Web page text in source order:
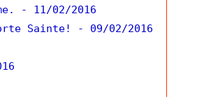
- 11/02/2016
Sainte!
- 09/02/2016